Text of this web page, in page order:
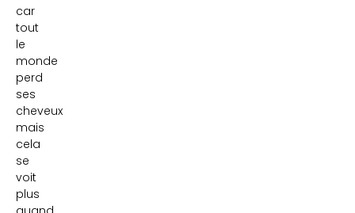
car
tout
le
monde
perd
ses
cheveux
mais
cela
se
voit
plus